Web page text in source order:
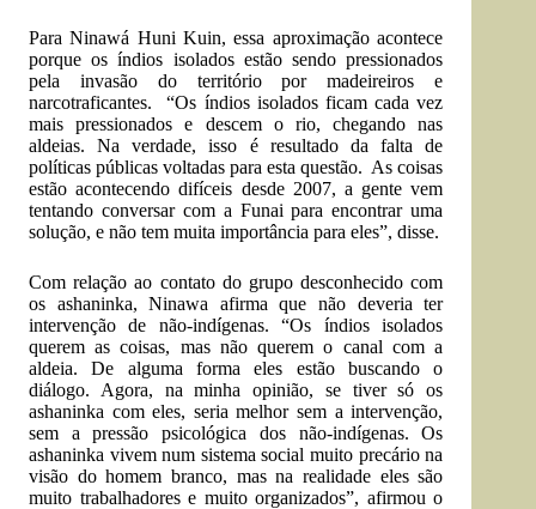
Para Ninawá Huni Kuin, essa aproximação acontece
porque os índios isolados estão sendo pressionados
pela invasão do território por madeireiros e
narcotraficantes. “Os índios isolados ficam cada vez
mais pressionados e descem o rio, chegando nas
aldeias. Na verdade, isso é resultado da falta de
políticas públicas voltadas para esta questão. As coisas
estão acontecendo difíceis desde 2007, a gente vem
tentando conversar com a Funai para encontrar uma
solução, e não tem muita importância para eles”, disse.
Com relação ao contato do grupo desconhecido com
os ashaninka, Ninawa afirma que não deveria ter
intervenção de não-indígenas. “Os índios isolados
querem as coisas, mas não querem o canal com a
aldeia. De alguma forma eles estão buscando o
diálogo. Agora, na minha opinião, se tiver só os
ashaninka com eles, seria melhor sem a intervenção,
sem a pressão psicológica dos não-indígenas. Os
ashaninka vivem num sistema social muito precário na
visão do homem branco, mas na realidade eles são
muito trabalhadores e muito organizados”, afirmou o